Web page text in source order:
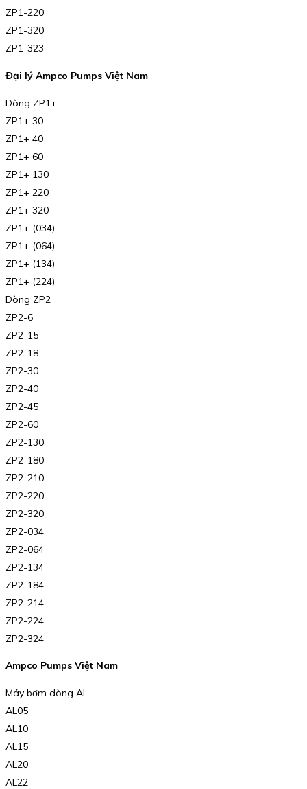
ZP1-220
ZP1-320
ZP1-323
Đại lý Ampco Pumps Việt Nam
Dòng ZP1+
ZP1+ 30
ZP1+ 40
ZP1+ 60
ZP1+ 130
ZP1+ 220
ZP1+ 320
ZP1+ (034)
ZP1+ (064)
ZP1+ (134)
ZP1+ (224)
Dòng ZP2
ZP2-6
ZP2-15
ZP2-18
ZP2-30
ZP2-40
ZP2-45
ZP2-60
ZP2-130
ZP2-180
ZP2-210
ZP2-220
ZP2-320
ZP2-034
ZP2-064
ZP2-134
ZP2-184
ZP2-214
ZP2-224
ZP2-324
Ampco Pumps Việt Nam
Máy bơm dòng AL
AL05
AL10
AL15
AL20
AL22